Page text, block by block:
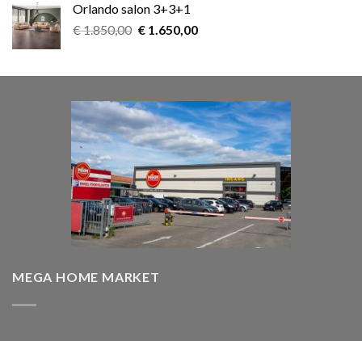
€ 899,00.€ 599,00.
Orlando salon 3+3+1
€1.850,00 Oorspronkelijke
€ 1.850,00.
€1.650,00Huidige
€ 1.650,00.
MEGA HOME MARKET